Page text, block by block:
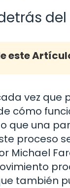
este
vez que
cómo
que una
proceso
Michael
también